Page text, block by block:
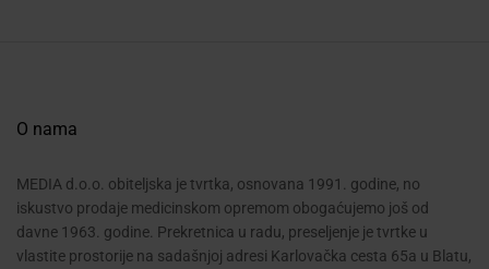
O nama
MEDIA d.o.o. obiteljska je tvrtka, osnovana 1991. godine, no
iskustvo prodaje medicinskom opremom obogaćujemo još od
davne 1963. godine. Prekretnica u radu, preseljenje je tvrtke u
vlastite prostorije na sadašnjoj adresi Karlovačka cesta 65a u Blatu,